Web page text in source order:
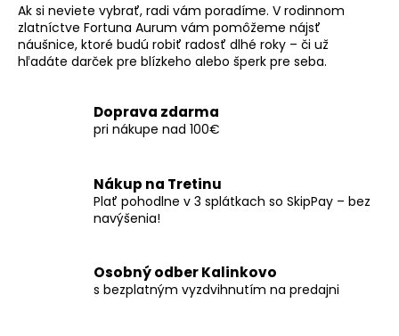
Ak si neviete vybrať, radi vám poradíme. V rodinnom
zlatníctve Fortuna Aurum vám pomôžeme nájsť
náušnice, ktoré budú robiť radosť dlhé roky – či už
hľadáte darček pre blízkeho alebo šperk pre seba.
Doprava zdarma
pri nákupe nad 100€
Nákup na Tretinu
Plať pohodlne v 3 splátkach so SkipPay – bez
navýšenia!
Osobný odber Kalinkovo
s bezplatným vyzdvihnutím na predajni